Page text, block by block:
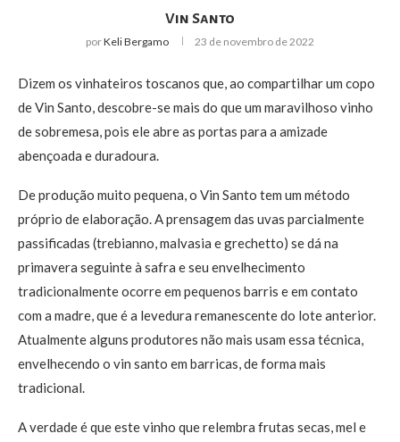
Vin Santo
porKeli Bergamo 23 de novembro de 2022
Dizem os vinhateiros toscanos que, ao compartilhar um copo
de Vin Santo, descobre-se mais do que um maravilhoso vinho
de sobremesa, pois ele abre as portas para a amizade
abençoada e duradoura.
De produção muito pequena, o Vin Santo tem um método
próprio de elaboração. A prensagem das uvas parcialmente
passificadas (trebianno, malvasia e grechetto) se dá na
primavera seguinte à safra e seu envelhecimento
tradicionalmente ocorre em pequenos barris e em contato
com a madre, que é a levedura remanescente do lote anterior.
Atualmente alguns produtores não mais usam essa técnica,
envelhecendo o vin santo em barricas, de forma mais
tradicional.
A verdade é que este vinho que relembra frutas secas, mel e